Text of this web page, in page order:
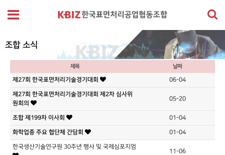
조합 소식
제목 날짜
제27회 한국표면처리기술경기대회 06-04
제27회 한국표면처리기술경기대회 제2차 심사위
원회의
05-20
조합 제199차 이사회 01-04
화학업종 주요 협단체 간담회 01-04
한국생산기술연구원 30주년 행사 및 국제심포지엄
11-06